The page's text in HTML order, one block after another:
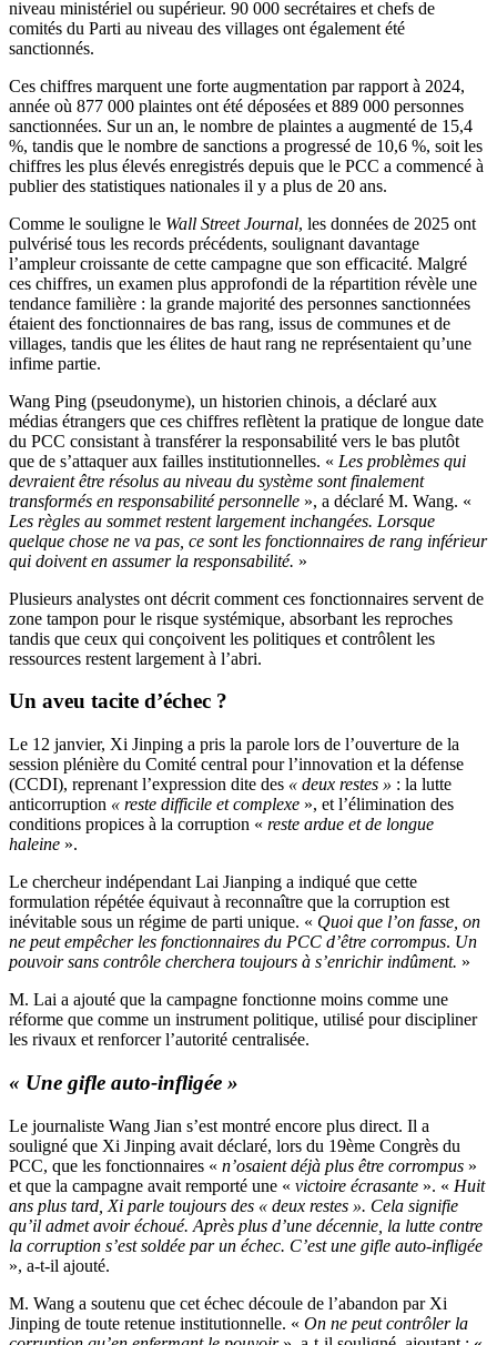
niveau ministériel ou supérieur. 90 000 secrétaires et chefs de
comités du Parti au niveau des villages ont également été
sanctionnés.
Ces chiffres marquent une forte augmentation par rapport à 2024,
année où 877 000 plaintes ont été déposées et 889 000 personnes
sanctionnées. Sur un an, le nombre de plaintes a augmenté de 15,4
%, tandis que le nombre de sanctions a progressé de 10,6 %, soit les
chiffres les plus élevés enregistrés depuis que le PCC a commencé à
publier des statistiques nationales il y a plus de 20 ans.
Comme le souligne le Wall Street Journal, les données de 2025 ont
pulvérisé tous les records précédents, soulignant davantage
l’ampleur croissante de cette campagne que son efficacité. Malgré
ces chiffres, un examen plus approfondi de la répartition révèle une
tendance familière : la grande majorité des personnes sanctionnées
étaient des fonctionnaires de bas rang, issus de communes et de
villages, tandis que les élites de haut rang ne représentaient qu’une
infime partie.
Wang Ping (pseudonyme), un historien chinois, a déclaré aux
médias étrangers que ces chiffres reflètent la pratique de longue date
du PCC consistant à transférer la responsabilité vers le bas plutôt
que de s’attaquer aux failles institutionnelles. « Les problèmes qui
devraient être résolus au niveau du système sont finalement
transformés en responsabilité personnelle », a déclaré M. Wang. «
Les règles au sommet restent largement inchangées. Lorsque
quelque chose ne va pas, ce sont les fonctionnaires de rang inférieur
qui doivent en assumer la responsabilité. »
Plusieurs analystes ont décrit comment ces fonctionnaires servent de
zone tampon pour le risque systémique, absorbant les reproches
tandis que ceux qui conçoivent les politiques et contrôlent les
ressources restent largement à l’abri.
Un aveu tacite d’échec ?
Le 12 janvier, Xi Jinping a pris la parole lors de l’ouverture de la
session plénière du Comité central pour l’innovation et la défense
(CCDI), reprenant l’expression dite des « deux restes » : la lutte
anticorruption « reste difficile et complexe », et l’élimination des
conditions propices à la corruption « reste ardue et de longue
haleine ».
Le chercheur indépendant Lai Jianping a indiqué que cette
formulation répétée équivaut à reconnaître que la corruption est
inévitable sous un régime de parti unique. « Quoi que l’on fasse, on
ne peut empêcher les fonctionnaires du PCC d’être corrompus. Un
pouvoir sans contrôle cherchera toujours à s’enrichir indûment. »
M. Lai a ajouté que la campagne fonctionne moins comme une
réforme que comme un instrument politique, utilisé pour discipliner
les rivaux et renforcer l’autorité centralisée.
« Une gifle auto-infligée »
Le journaliste Wang Jian s’est montré encore plus direct. Il a
souligné que Xi Jinping avait déclaré, lors du 19ème Congrès du
PCC, que les fonctionnaires « n’osaient déjà plus être corrompus »
et que la campagne avait remporté une « victoire écrasante ». « Huit
ans plus tard, Xi parle toujours des « deux restes ». Cela signifie
qu’il admet avoir échoué. Après plus d’une décennie, la lutte contre
la corruption s’est soldée par un échec. C’est une gifle auto-infligée
», a-t-il ajouté.
M. Wang a soutenu que cet échec découle de l’abandon par Xi
Jinping de toute retenue institutionnelle. « On ne peut contrôler la